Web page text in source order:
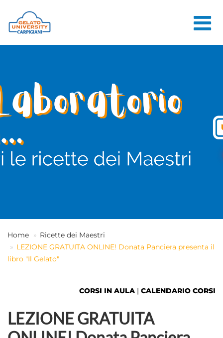
CORSI ONLINE
CONSULENZE
JOB CENTER
ACCEDI
IT
Home
Ricette dei Maestri
LEZIONE GRATUITA ONLINE! Donata Panciera presenta il
libro "Il Gelato"
CORSI IN AULA | CALENDARIO CORSI
LEZIONE GRATUITA